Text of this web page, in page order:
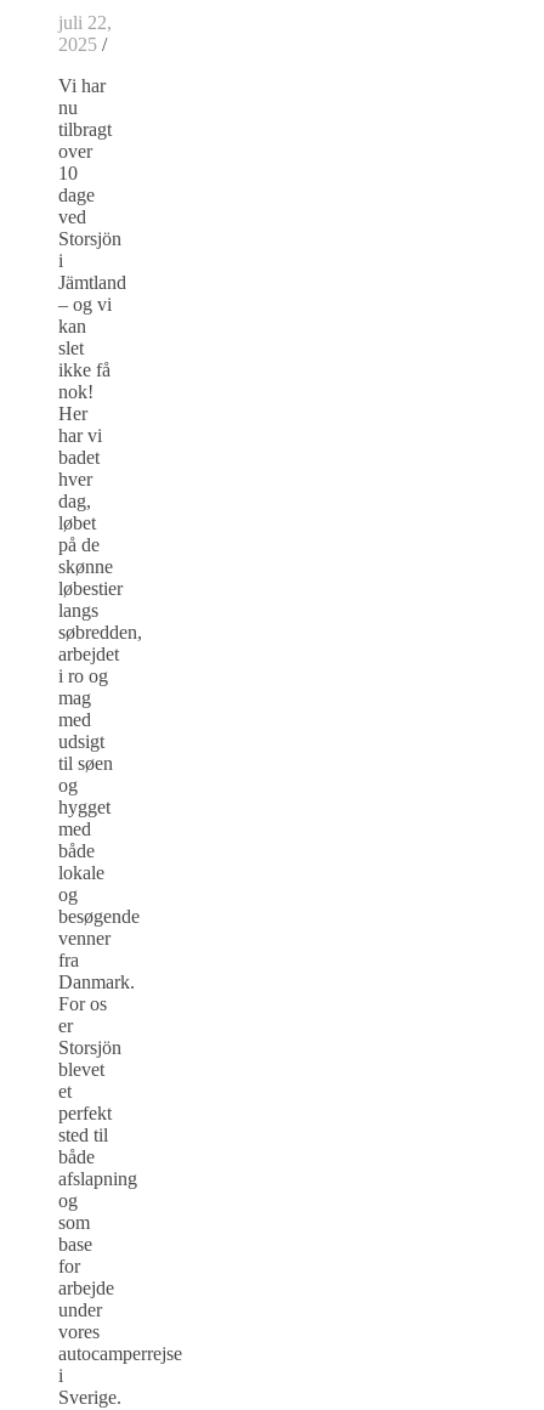
juli 22,
2025 /
Vi har
nu
tilbragt
over
10
dage
ved
Storsjön
i
Jämtland
– og vi
kan
slet
ikke få
nok!
Her
har vi
badet
hver
dag,
løbet
på de
skønne
løbestier
langs
søbredden,
arbejdet
i ro og
mag
med
udsigt
til søen
og
hygget
med
både
lokale
og
besøgende
venner
fra
Danmark.
For os
er
Storsjön
blevet
et
perfekt
sted til
både
afslapning
og
som
base
for
arbejde
under
vores
autocamperrejse
i
Sverige.